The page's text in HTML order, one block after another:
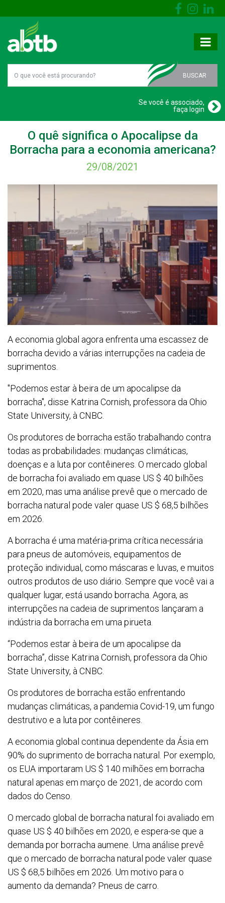
BUSCAR
Se você é associado,
faça login
O quê significa o Apocalipse da
Borracha para a economia americana?
29/08/2021
A economia global agora enfrenta uma escassez de
borracha devido a várias interrupções na cadeia de
suprimentos.
"Podemos estar à beira de um apocalipse da
borracha", disse Katrina Cornish, professora da Ohio
State University, à CNBC.
Os produtores de borracha estão trabalhando contra
todas as probabilidades: mudanças climáticas,
doenças e a luta por contêineres. O mercado global
de borracha foi avaliado em quase US $ 40 bilhões
em 2020, mas uma análise prevê que o mercado de
borracha natural pode valer quase US $ 68,5 bilhões
em 2026.
A borracha é uma matéria-prima crítica necessária
para pneus de automóveis, equipamentos de
proteção individual, como máscaras e luvas, e muitos
outros produtos de uso diário. Sempre que você vai a
qualquer lugar, está usando borracha. Agora, as
interrupções na cadeia de suprimentos lançaram a
indústria da borracha em uma pirueta.
“Podemos estar à beira de um apocalipse da
borracha”, disse Katrina Cornish, professora da Ohio
State University, à CNBC.
Os produtores de borracha estão enfrentando
mudanças climáticas, a pandemia Covid-19, um fungo
destrutivo e a luta por contêineres.
A economia global continua dependente da Ásia em
90% do suprimento de borracha natural. Por exemplo,
os EUA importaram US $ 140 milhões em borracha
natural apenas em março de 2021, de acordo com
dados do Censo.
O mercado global de borracha natural foi avaliado em
quase US $ 40 bilhões em 2020, e espera-se que a
demanda por borracha aumene. Uma análise prevê
que o mercado de borracha natural pode valer quase
US $ 68,5 bilhões em 2026. Um motivo para o
aumento da demanda? Pneus de carro.